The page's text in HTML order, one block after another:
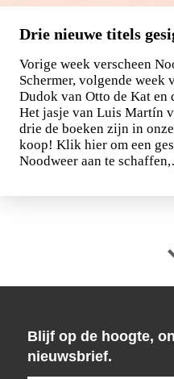
Drie nieuwe titels
Vorige week verscheen
Schermer, volgende week
Dudok van Otto de Kat en
Het jasje van Luis Martín
drie de boeken zijn in
koop! Klik hier om een
Noodweer aan te
Blijf op de hoogte,
nieuwsbrief.